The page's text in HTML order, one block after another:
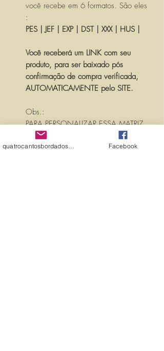
você recebe em 6 formatos. São eles
:
PES | JEF | EXP | DST | XXX | HUS |
Você receberá um LINK com seu
produto, para ser baixado pós
confirmação de compra verificada,
AUTOMATICAMENTE pelo SITE.
Obs.:
PARA PERSONALIZAR ESSA MATRIZ,
ACRESCENTANDO TEXTOS OU
NOMES, É SÓ ENTRAR EMFacebook